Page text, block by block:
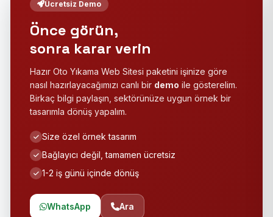
Ücretsiz Demo
Önce görün,
sonra karar verin
Hazır Oto Yıkama Web Sitesi paketini işinize göre
nasıl hazırlayacağımızı canlı bir demo ile gösterelim.
Birkaç bilgi paylaşın, sektörünüze uygun örnek bir
tasarımla dönüş yapalım.
Size özel örnek tasarım
Bağlayıcı değil, tamamen ücretsiz
1-2 iş günü içinde dönüş
WhatsApp Ara